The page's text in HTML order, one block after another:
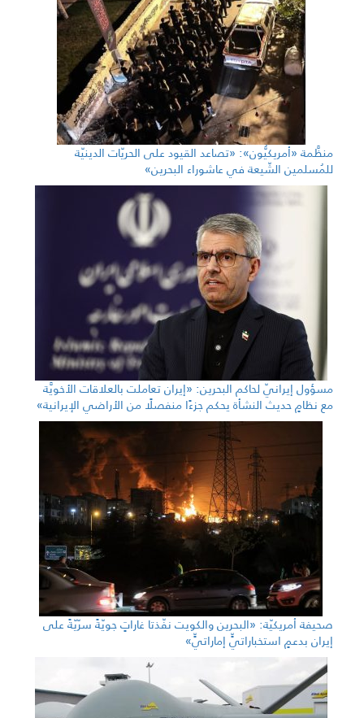
منظَّمة «أمريكيُّون»: «تصاعد القيود على الحريّات الدينيّة
للمُسلمين الشّيعة في عاشوراء البحرين»
مسؤول إيرانيّ لحاكم البحرين: «إيران تعاملت بالعلاقات الأخويَّة
مع نظامٍ حديث النشأة يحكم جزءًا منفصلًا من الأراضي الإيرانية»
صحيفة أمريكيّة: «البحرين والكويت نفّذتا غاراتٍ جويّةً سرّيّةً على
إيران بدعمٍ استخباراتيٍّ إماراتيٍّ»